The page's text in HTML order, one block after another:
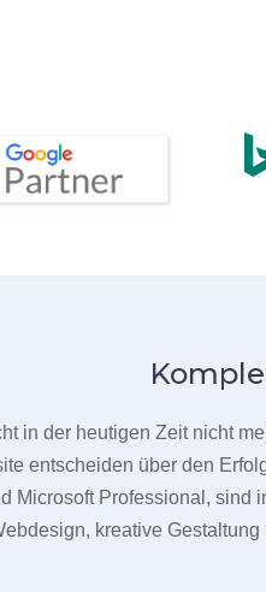
in der heutigen Zeit nicht
entscheiden über den
Microsoft Professional, sind
kreative